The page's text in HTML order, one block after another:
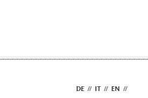
DE // IT // EN //